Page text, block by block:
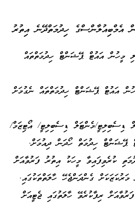
އެމްބިއުލާންސްގެ ހިދުމަތްދޭނެ އިތުރު
މީހުން އައުޓް ޕޭޝަންޓް ހިދުމަތްތައް
އައުޓް ޕޭޝަންޓް ހިދުމަތްތައް ނެގުމަށް
ޑިސެބިލިޓީ/މެންޓަލް ޑިސެބިލިޓީ/ އޯޓިޒަމް/
ޕޭޝަންޓް ހިދުމަތް ހޯދަން ދިއުމަށް.
ކުރެވިފައިވާ މީހަކު އިތުރު ފަރުވާއަށް
ގެންދަންޖެހޭ ހާލަތްތަކުގައި.
ރިފާކުރެވޭ ހާލަތުގައި ޖެޓީއަށް